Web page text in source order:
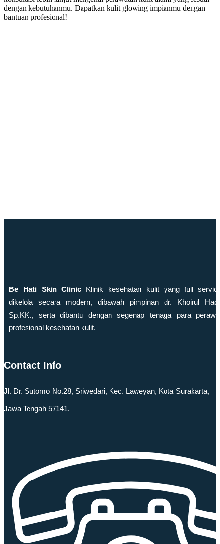
dengan kebutuhanmu. Dapatkan kulit glowing impianmu dengan
bantuan profesional!
Be Hati Skin Clinic Klinik kesehatan kulit yang full
dikelola secara modern, dibawah pimpinan dr. Khoirul
Sp.KK., serta dibantu dengan segenap tenaga para
profesional kesehatan kulit.
Contact Info
Jl. Dr. Sutomo No.28, Sriwedari, Kec. Laweyan, Kota Surakarta,
Jawa Tengah 57141.